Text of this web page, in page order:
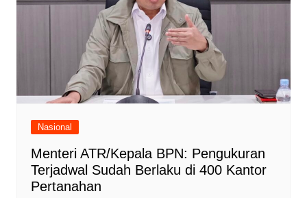
Nasional
Menteri ATR/Kepala BPN: Pengukuran
Terjadwal Sudah Berlaku di 400 Kantor
Pertanahan